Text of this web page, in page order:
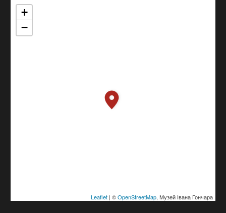
+
−
Leaflet| ©OpenStreetMap, Музей Івана Гончара